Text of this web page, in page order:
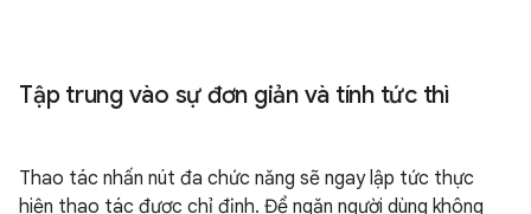
Tập trung vào sự đơn giản và tính tức thì
Thao tác nhấn nút đa chức năng sẽ ngay lập tức thực
hiện thao tác được chỉ định. Để ngăn người dùng không